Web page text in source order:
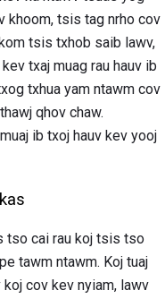
khoom, tsis tag nrho cov
tsis txhob saib lawv,
txaj muag rau hauv ib
txhua yam ntawm cov
qhov chaw.
ib txoj hauv kev yooj
tso cai rau koj tsis tso
tawm ntawm. Koj tuaj
cov kev nyiam, lawv